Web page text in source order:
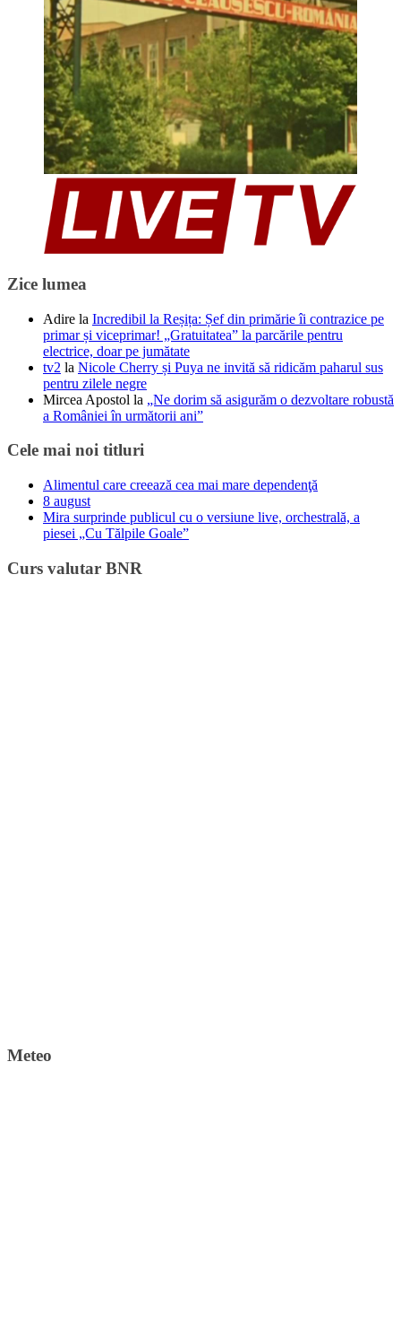
Zice lumea
Adire la Incredibil la Reșița: Șef din primărie îi contrazice pe
primar și viceprimar! „Gratuitatea” la parcările pentru
electrice, doar pe jumătate
tv2 la Nicole Cherry și Puya ne invită să ridicăm paharul sus
pentru zilele negre
Mircea Apostol la „Ne dorim să asigurăm o dezvoltare robustă
a României în următorii ani”
Cele mai noi titluri
Alimentul care creează cea mai mare dependenţă
8 august
Mira surprinde publicul cu o versiune live, orchestrală, a
piesei „Cu Tălpile Goale”
Curs valutar BNR
Meteo